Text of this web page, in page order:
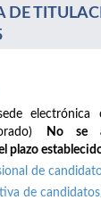
DE
electrónica
No se
plazo
de
de